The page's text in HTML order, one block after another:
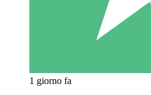
1 giorno fa